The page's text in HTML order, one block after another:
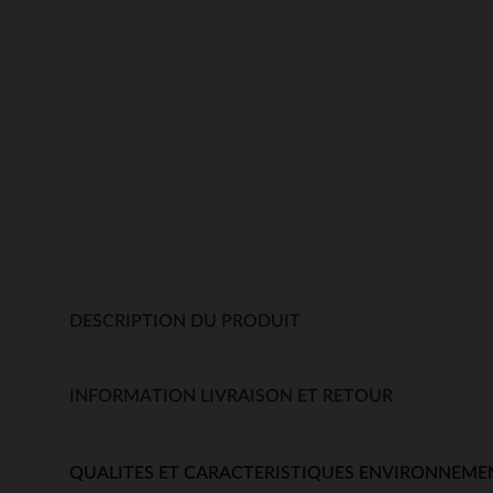
DESCRIPTION DU PRODUIT
INFORMATION LIVRAISON ET RETOUR
QUALITES ET CARACTERISTIQUES